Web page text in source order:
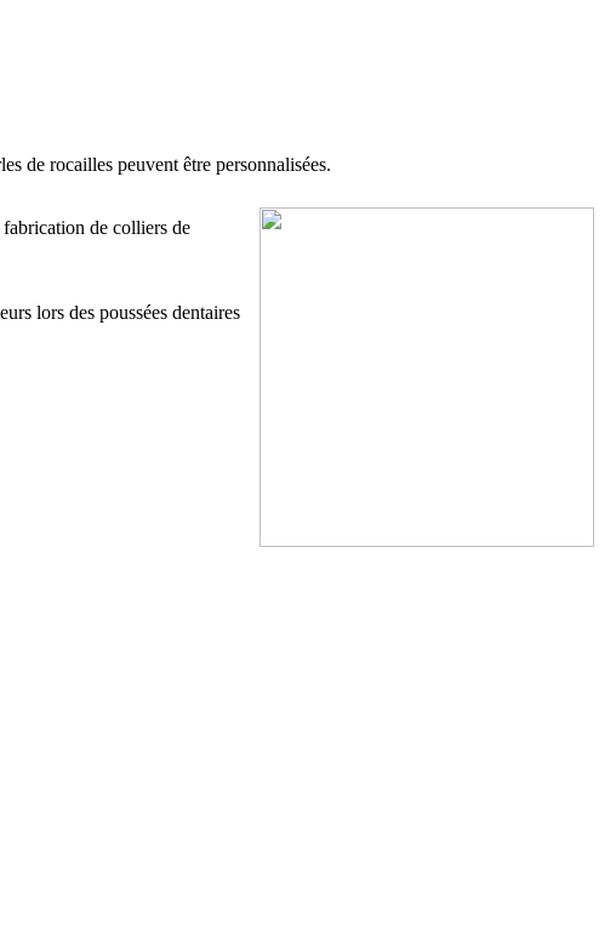
de rocailles peuvent être personnalisées.
de colliers de
lors des poussées dentaires